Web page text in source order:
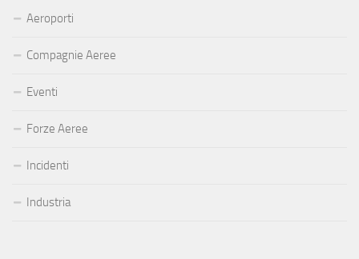
Aeroporti
Compagnie Aeree
Eventi
Forze Aeree
Incidenti
Industria